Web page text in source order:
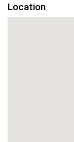
Location